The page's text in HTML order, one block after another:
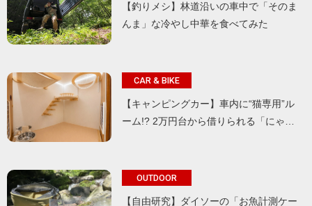
【釣りメシ】林道沿いの車中で「そのま
んま」な冷やし中華を食べてみた
CAR & BIKE
【キャンピングカー】車内に“猫専用”ル
ーム!? 2万円台から借りられる「にゃ…
OUTDOOR
【自由研究】ダイソーの「お魚計測ケー